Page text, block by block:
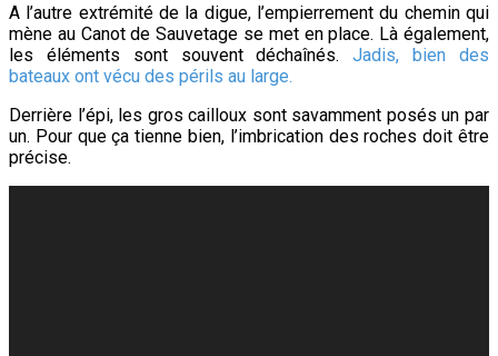
A l’autre extrémité de la digue, l’empierrement du chemin qui
mène au Canot de Sauvetage se met en place. Là également,
les éléments sont souvent déchaînés.Jadis, bien des
bateaux ont vécu des périls au large.
Derrière l’épi, les gros cailloux sont savamment posés un par
un. Pour que ça tienne bien, l’imbrication des roches doit être
précise.